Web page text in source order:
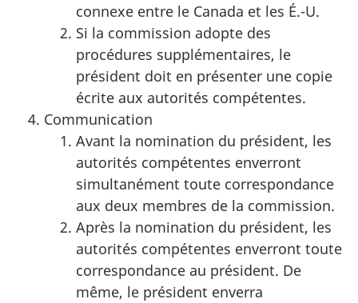
connexe entre le Canada et les É.-U.
Si la commission adopte des
procédures supplémentaires, le
président doit en présenter une copie
écrite aux autorités compétentes.
Communication
Avant la nomination du président, les
autorités compétentes enverront
simultanément toute correspondance
aux deux membres de la commission.
Après la nomination du président, les
autorités compétentes enverront toute
correspondance au président. De
même, le président enverra